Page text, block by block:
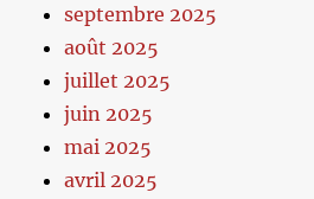
septembre 2025
août 2025
juillet 2025
juin 2025
mai 2025
avril 2025